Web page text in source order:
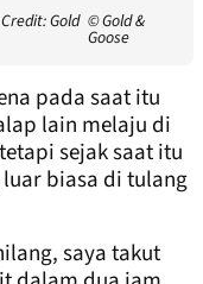
Gold © Gold &
Goose
pada saat itu
lain melaju di
sejak saat itu
biasa di tulang
saya takut